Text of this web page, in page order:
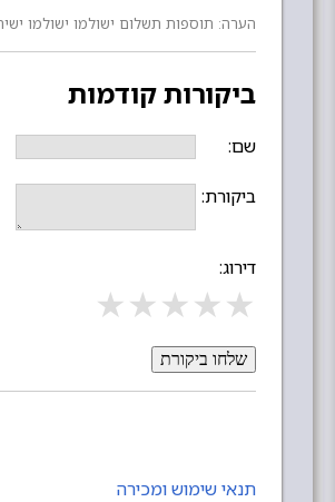
הערה: תוספות תשלום ישולמו ישולמו
ביקורות קודמות
שם:
ביקורת:
דירוג:
★★★★★
שלחו ביקורת
תנאי שימוש ומכירה